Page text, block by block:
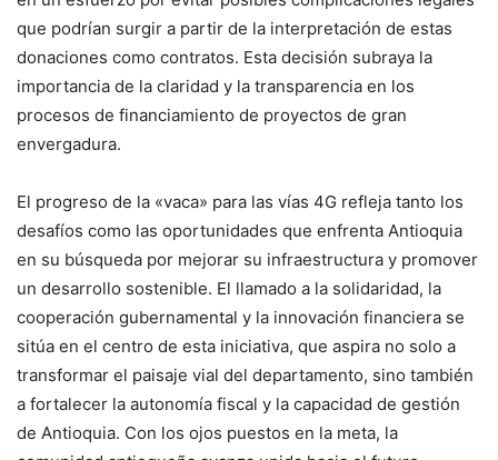
que podrían surgir a partir de la interpretación de estas
donaciones como contratos. Esta decisión subraya la
importancia de la claridad y la transparencia en los
procesos de financiamiento de proyectos de gran
envergadura.
El progreso de la «vaca» para las vías 4G refleja tanto los
desafíos como las oportunidades que enfrenta Antioquia
en su búsqueda por mejorar su infraestructura y promover
un desarrollo sostenible. El llamado a la solidaridad, la
cooperación gubernamental y la innovación financiera se
sitúa en el centro de esta iniciativa, que aspira no solo a
transformar el paisaje vial del departamento, sino también
a fortalecer la autonomía fiscal y la capacidad de gestión
de Antioquia. Con los ojos puestos en la meta, la